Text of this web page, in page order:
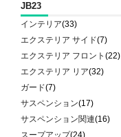
JB23
インテリア(33)
エクステリア サイド(7)
エクステリア フロント(22)
エクステリア リア(32)
ガード(7)
サスペンション(17)
サスペンション関連(16)